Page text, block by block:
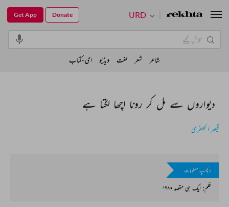
دیواروں سے مل کر رونا اچھا لگتا ہے
قیصر الجعفری
دلچسپ معلومات
فلم: ایک ہی مقصد ۱۹۸۸
URD
Get App Donate
شاعر شعر لغت ویڈیو ای-کتاب